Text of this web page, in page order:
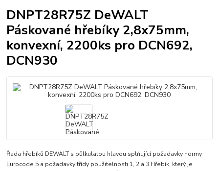
DNPT28R75Z DeWALT
Páskované hřebíky 2,8x75mm,
konvexní, 2200ks pro DCN692,
DCN930
Řada hřebíků DEWALT s půlkulatou hlavou splňující požadavky normy
Eurocode 5 a požadavky třídy použitelnosti 1, 2 a 3.Hřebík, který je